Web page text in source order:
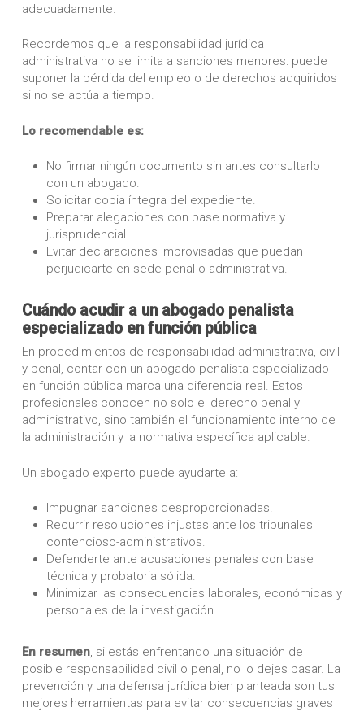
adecuadamente.
Recordemos que la responsabilidad jurídica
administrativa no se limita a sanciones menores: puede
suponer la pérdida del empleo o de derechos adquiridos
si no se actúa a tiempo.
Lo recomendable es:
No firmar ningún documento sin antes consultarlo
con un abogado.
Solicitar copia íntegra del expediente.
Preparar alegaciones con base normativa y
jurisprudencial.
Evitar declaraciones improvisadas que puedan
perjudicarte en sede penal o administrativa.
Cuándo acudir a un abogado penalista
especializado en función pública
En procedimientos de responsabilidad administrativa, civil
y penal, contar con un abogado penalista especializado
en función pública marca una diferencia real. Estos
profesionales conocen no solo el derecho penal y
administrativo, sino también el funcionamiento interno de
la administración y la normativa específica aplicable.
Un abogado experto puede ayudarte a:
Impugnar sanciones desproporcionadas.
Recurrir resoluciones injustas ante los tribunales
contencioso-administrativos.
Defenderte ante acusaciones penales con base
técnica y probatoria sólida.
Minimizar las consecuencias laborales, económicas y
personales de la investigación.
En resumen, si estás enfrentando una situación de
posible responsabilidad civil o penal, no lo dejes pasar. La
prevención y una defensa jurídica bien planteada son tus
mejores herramientas para evitar consecuencias graves